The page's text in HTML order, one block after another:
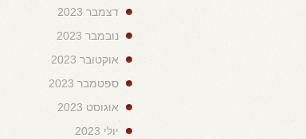
דצמבר 2023
נובמבר 2023
אוקטובר 2023
ספטמבר 2023
אוגוסט 2023
יולי 2023